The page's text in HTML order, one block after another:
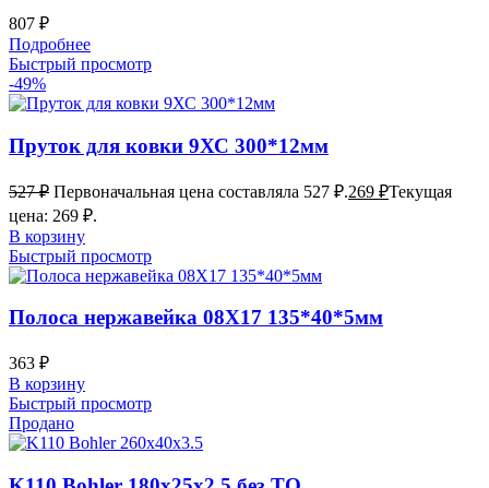
807 ₽
Подробнее
Быстрый просмотр
-49%
Пруток для ковки 9ХС 300*12мм
527₽ Первоначальная цена составляла 527 ₽.269 ₽Текущая
цена: 269 ₽.
В корзину
Быстрый просмотр
Полоса нержавейка 08Х17 135*40*5мм
363 ₽
В корзину
Быстрый просмотр
Продано